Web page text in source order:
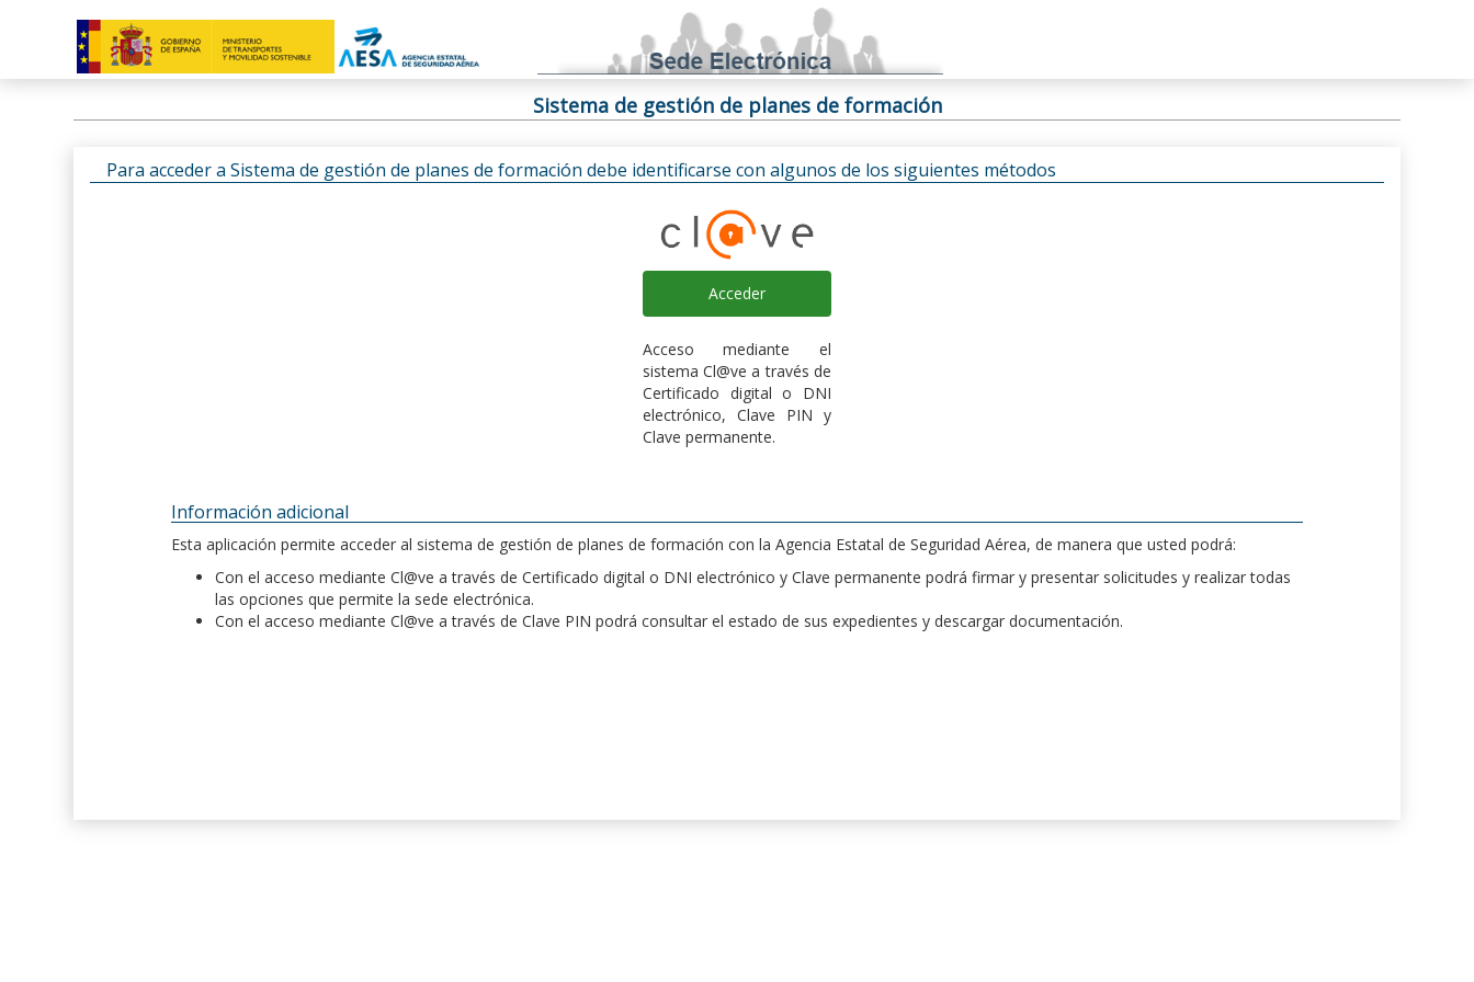
Sistema de gestión de planes de formación
Para acceder a Sistema de gestión de planes de formación debe identificarse con algunos de los siguientes métodos
Acceder
Acceso mediante el
sistema Cl@ve a través de
Certificado digital o DNI
electrónico, Clave PIN y
Clave permanente.
Información adicional
Esta aplicación permite acceder al sistema de gestión de planes de formación con la Agencia Estatal de Seguridad Aérea, de manera que usted podrá:
Con el acceso mediante Cl@ve a través de Certificado digital o DNI electrónico y Clave permanente podrá firmar y presentar solicitudes y realizar todas
las opciones que permite la sede electrónica.
Con el acceso mediante Cl@ve a través de Clave PIN podrá consultar el estado de sus expedientes y descargar documentación.